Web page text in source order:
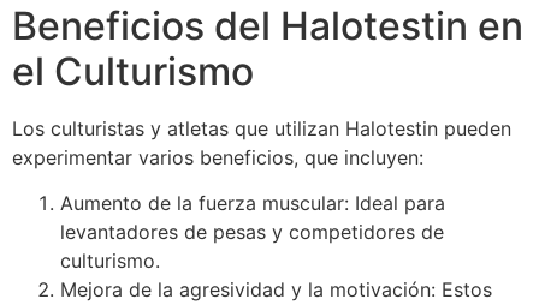
Beneficios del Halotestin en
el Culturismo
Los culturistas y atletas que utilizan Halotestin pueden
experimentar varios beneficios, que incluyen:
Aumento de la fuerza muscular: Ideal para
levantadores de pesas y competidores de
culturismo.
Mejora de la agresividad y la motivación: Estos